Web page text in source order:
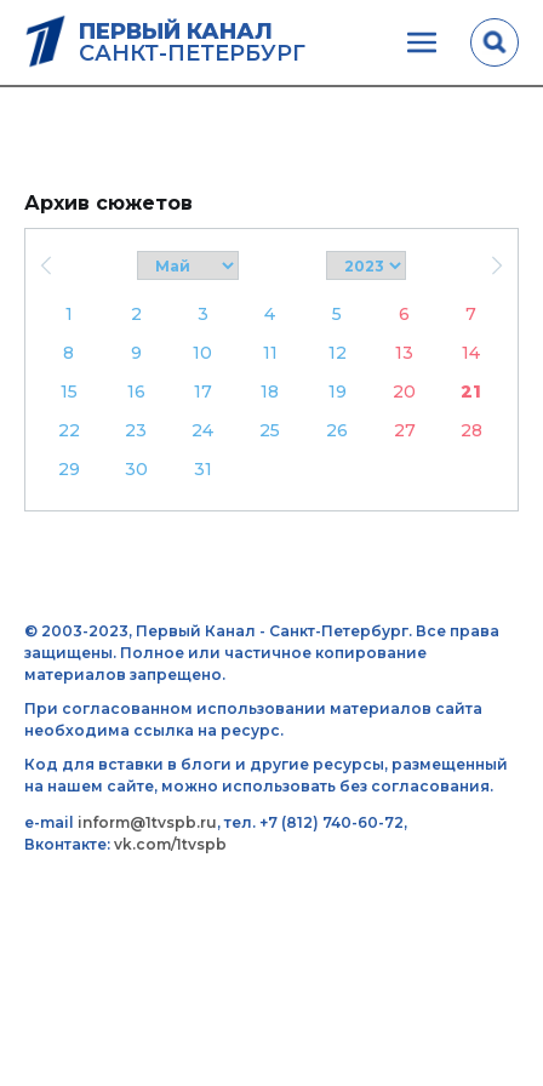
ПЕРВЫЙ КАНАЛ
САНКТ-ПЕТЕРБУРГ
Архив сюжетов
1 2 3 4 5 6
7
8
9 10 11 12 13
14
15
16 17 18 19 20
21
22
23 24 25 26 27
28
29
30 31
© 2003-2023, Первый Канал - Санкт-Петербург. Все права
защищены. Полное или частичное копирование
материалов запрещено.
При согласованном использовании материалов сайта
необходима ссылка на ресурс.
Код для вставки в блоги и другие ресурсы, размещенный
на нашем сайте, можно использовать без согласования.
e-mail inform@1tvspb.ru, тел. +7 (812) 740-60-72,
Вконтакте: vk.com/1tvspb